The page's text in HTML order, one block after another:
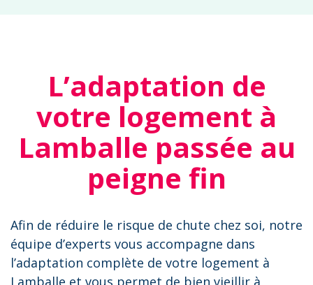
L’adaptation de
votre logement à
Lamballe passée au
peigne fin
Afin de réduire le risque de chute chez soi, notre
équipe d’experts vous accompagne dans
l’adaptation complète de votre logement à
Lamballe et vous permet de bien vieillir à